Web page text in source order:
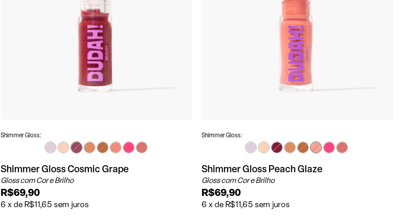
Shimmer Gloss:
Shimmer Gloss Cosmic Grape
Gloss com Cor e Brilho
R$69,90
6 xde R$11,65 sem juros
Shimmer Gloss:
Shimmer Gloss Peach Glaze
Gloss com Cor e Brilho
R$69,90
6 xde R$11,65 sem juros